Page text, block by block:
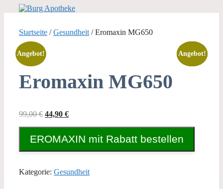
Startseite /Gesundheit / Eromaxin MG650
Angebot!
Eromaxin MG650
99,00€ Ursprünglicher
99,00 €
44,90 €Aktueller
44,90 €.
EROMAXIN mit Rabatt bestellen
Kategorie: Gesundheit
Angebot!
Angebot!
Angebot!
Angebot!